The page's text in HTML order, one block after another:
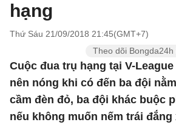
hạng
Thứ Sáu 21/09/2018 21:45(GMT+7)
Theo dõi Bongda24h
Cuộc đua trụ hạng tại V-
nên nóng khi có đến ba đội
cầm đèn đỏ, ba đội khác buộc
nếu không muốn nếm trái đắng